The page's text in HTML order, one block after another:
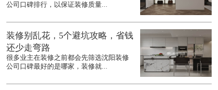
公司口碑排行，以保证装修质量...
装修别乱花，5个避坑攻略，省钱
还少走弯路
很多业主在装修之前都会先筛选沈阳装修
公司口碑最好的是哪家，装修就...